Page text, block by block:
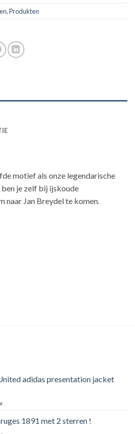
,Produkten
motief als onze legendarische
je zelf bij ijskoude
naar Jan Breydel te komen.
adidas presentation jacket
1891 met 2 sterren !